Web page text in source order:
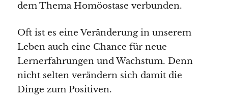
dem Thema Homöostase verbunden.
Oft ist es eine Veränderung in unserem
Leben auch eine Chance für neue
Lernerfahrungen und Wachstum. Denn
nicht selten verändern sich damit die
Dinge zum Positiven.